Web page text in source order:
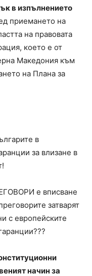
в изпълнението
приемането на
на правовата
което е от
Македония към
на Плана за
в
за влизане в
е вписване
затварят
с европейските
начин за